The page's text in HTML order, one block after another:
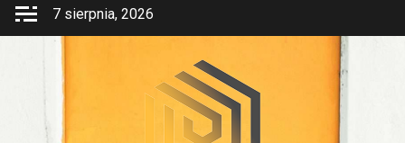
Przejdź
7 sierpnia, 2026